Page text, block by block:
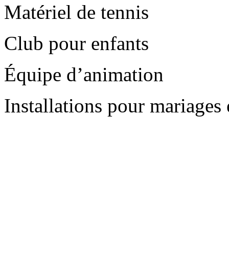
Matériel de tennis
Club pour enfants
Équipe d’animation
Installations pour mariages